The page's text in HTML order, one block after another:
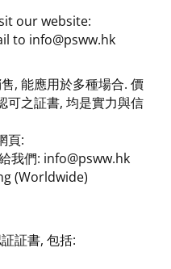
our website:
to info@psww.hk
, 能應用於多種場合. 價
可之証書, 均是實力與信
頁:
我們: info@psww.hk
(Worldwide)
証書, 包括: